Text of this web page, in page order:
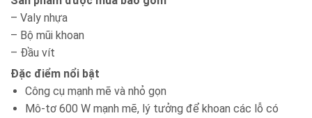
– Valy nhựa
– Bộ mũi khoan
– Đầu vít
Đặc điểm nổi bật
Công cụ mạnh mẽ và nhỏ gọn
Mô-tơ 600 W mạnh mẽ, lý tưởng để khoan các lỗ có